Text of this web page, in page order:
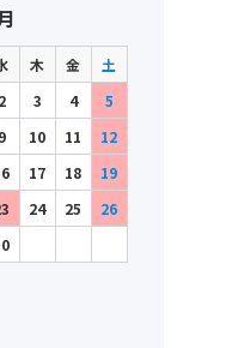
木 金
土
2 3 4
5
9 10 11
12
17 18
19
24 25
26